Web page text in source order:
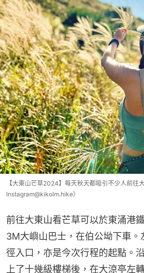
【大東山芒草2024】每天秋天都吸引不少人前往
Instagram@kikolm.hike）
前往大東山看芒草可以於東涌港
3M大嶼山巴士，在伯公坳下車。
徑入口，亦是今次行程的起點。
上了十幾級樓梯後，在大涼亭左